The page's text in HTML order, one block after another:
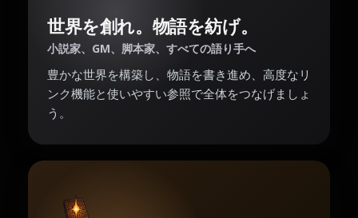
世界を創れ。物語を紡げ。
小説家、GM、脚本家、すべての語り手へ
豊かな世界を構築し、物語を書き進め、高度なリ
ンク機能と使いやすい参照で全体をつなげましょ
う。